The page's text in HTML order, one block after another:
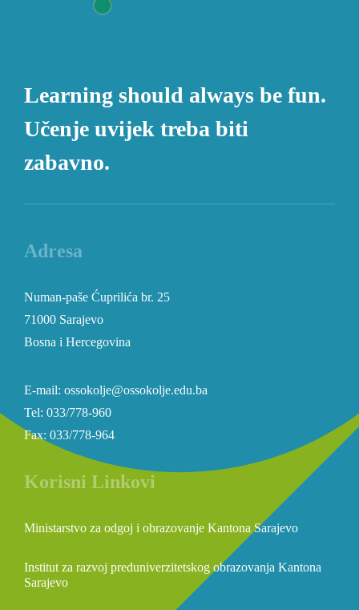
Learning should always be fun.
Učenje uvijek treba biti
zabavno.
Adresa
Numan-paše Ćuprilića br. 25
71000 Sarajevo
Bosna i Hercegovina
E-mail: ossokolje@ossokolje.edu.ba
Tel: 033/778-960
Fax: 033/778-964
Korisni Linkovi
Ministarstvo za odgoj i obrazovanje Kantona Sarajevo
Institut za razvoj preduniverzitetskog obrazovanja Kantona
Sarajevo